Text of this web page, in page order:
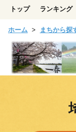
トップ ランキング
ホーム まちから探